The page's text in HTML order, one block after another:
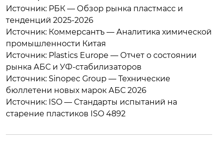
Источник: РБК — Обзор рынка пластмасс и
тенденций 2025-2026
Источник: Коммерсантъ — Аналитика химической
промышленности Китая
Источник: Plastics Europe — Отчет о состоянии
рынка АБС и УФ-стабилизаторов
Источник: Sinopec Group — Технические
бюллетени новых марок АБС 2026
Источник: ISO — Стандарты испытаний на
старение пластиков ISO 4892